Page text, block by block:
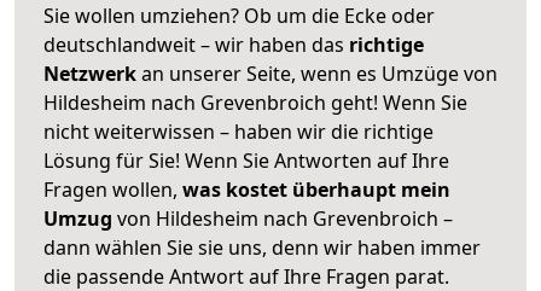
Sie wollen umziehen? Ob um die Ecke oder
deutschlandweit – wir haben das richtige
Netzwerkan unserer Seite, wenn es Umzüge von
Hildesheim nach Grevenbroich geht! Wenn Sie
nicht weiterwissen – haben wir die richtige
Lösung für Sie! Wenn Sie Antworten auf Ihre
Fragen wollen, was kostet überhaupt mein
Umzug von Hildesheim nach Grevenbroich –
dann wählen Sie sie uns, denn wir haben immer
die passende Antwort auf Ihre Fragen parat.